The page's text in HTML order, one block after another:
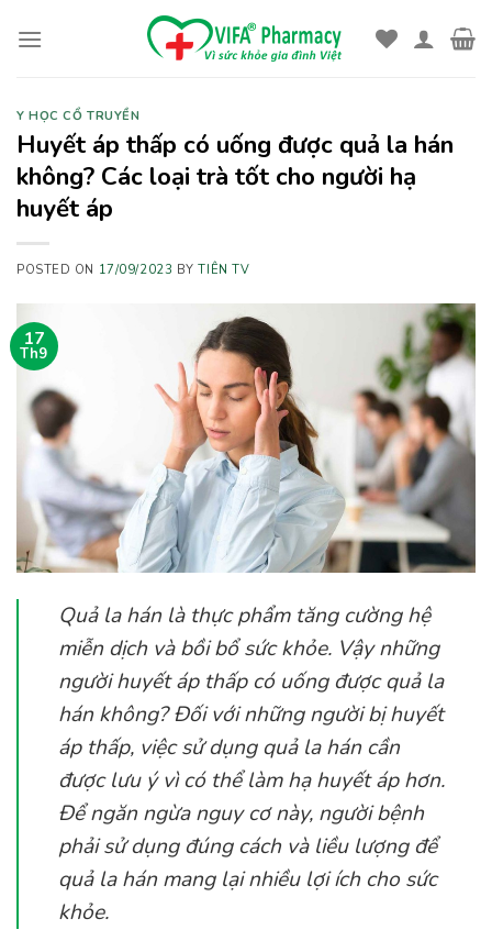
Y HỌC CỔ TRUYỀN
Huyết áp thấp có uống được quả la hán
không? Các loại trà tốt cho người hạ
huyết áp
POSTED ON 17/09/2023 BYTIÊN TV
17
Th9
Quả la hán là thực phẩm tăng cường hệ
miễn dịch và bồi bổ sức khỏe. Vậy những
người huyết áp thấp có uống được quả la
hán không? Đối với những người bị huyết
áp thấp, việc sử dụng quả la hán cần
được lưu ý vì có thể làm hạ huyết áp hơn.
Để ngăn ngừa nguy cơ này, người bệnh
phải sử dụng đúng cách và liều lượng để
quả la hán mang lại nhiều lợi ích cho sức
khỏe.